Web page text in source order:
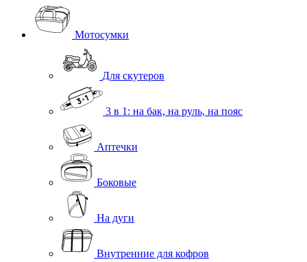
Мотосумки
Для скутеров
3 в 1: на бак, на руль, на пояс
Аптечки
Боковые
На дуги
Внутренние для кофров